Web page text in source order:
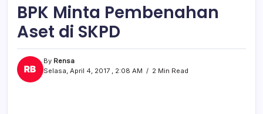
BPK Minta Pembenahan
Aset di SKPD
By Rensa
Selasa, April 4, 2017 , 2:08 AM
2 Min Read